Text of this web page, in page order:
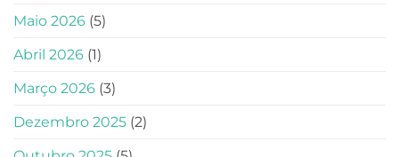
Maio 2026 (5)
Abril 2026 (1)
Março 2026 (3)
Dezembro 2025 (2)